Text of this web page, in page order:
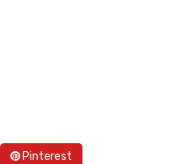
Pinterest